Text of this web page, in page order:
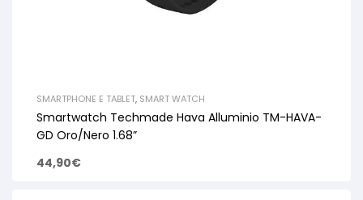
SMARTPHONE E TABLET, SMART WATCH
Smartwatch Techmade Hava Alluminio TM-HAVA-
GD Oro/Nero 1.68”
44,90€